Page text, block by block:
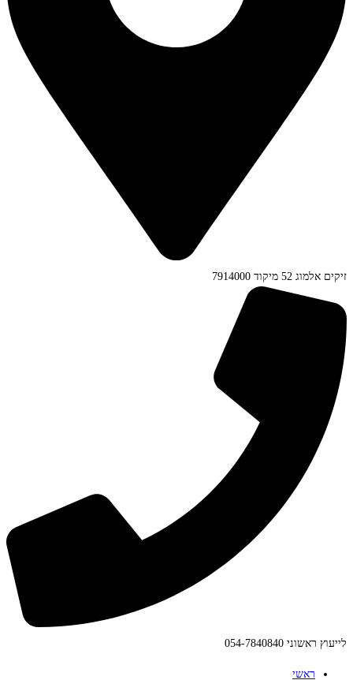
זיקים אלמוג 52 מיקוד 7914000
לייעוץ ראשוני 054-7840840
ראשי